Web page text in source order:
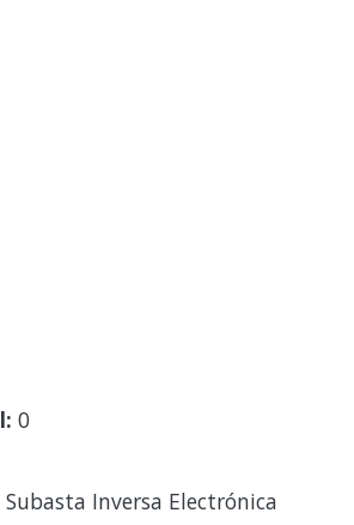
0
Subasta Inversa Electrónica